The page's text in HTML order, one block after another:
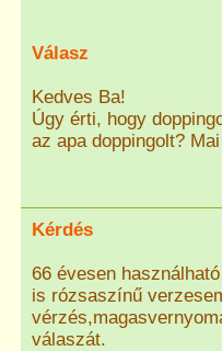
Válasz
Kedves Ba!
Úgy érti, hogy
az apa doppingolt?
Kérdés
66 évesen
is rózsaszínű
válaszát.